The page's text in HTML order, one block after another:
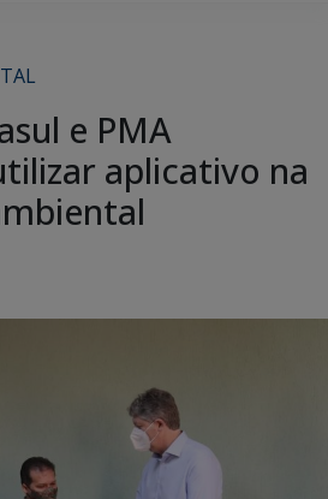
e PMA
aplicativo na